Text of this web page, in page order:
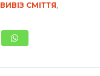
ВИВІЗ СМІТТЯ,